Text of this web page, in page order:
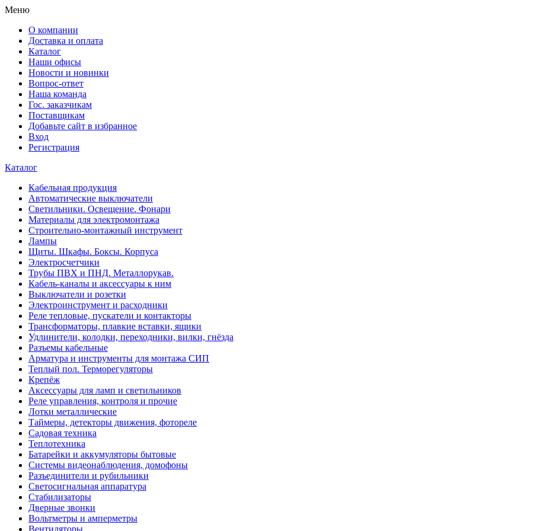
Меню
О компании
Доставка и оплата
Каталог
Наши офисы
Новости и новинки
Вопрос-ответ
Наша команда
Гос. заказчикам
Поставщикам
Добавьте сайт в избранное
Вход
Регистрация
Каталог
Кабельная продукция
Автоматические выключатели
Светильники. Освещение. Фонари
Материалы для электромонтажа
Строительно-монтажный инструмент
Лампы
Щиты. Шкафы. Боксы. Корпуса
Электросчетчики
Трубы ПВХ и ПНД. Металлорукав.
Кабель-каналы и аксессуары к ним
Выключатели и розетки
Электроинструмент и расходники
Реле тепловые, пускатели и контакторы
Трансформаторы, плавкие вставки, ящики
Удлинители, колодки, переходники, вилки, гнёзда
Разъемы кабельные
Арматура и инструменты для монтажа СИП
Теплый пол. Терморегуляторы
Крепёж
Аксессуары для ламп и светильников
Реле управления, контроля и прочие
Лотки металлические
Таймеры, детекторы движения, фотореле
Садовая техника
Теплотехника
Батарейки и аккумуляторы бытовые
Системы видеонаблюдения, домофоны
Разъединители и рубильники
Светосигнальная аппаратура
Стабилизаторы
Дверные звонки
Вольтметры и амперметры
Вентиляторы